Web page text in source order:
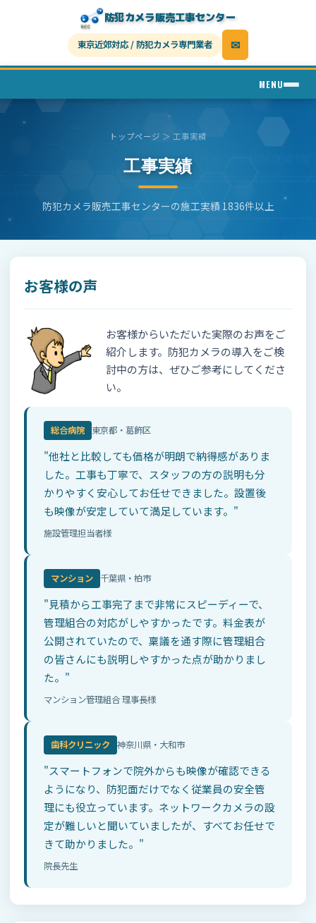
防犯カメラ販売工事センター
東京近郊対応/防犯カメラ専門業者 ✉
MENU
トップページ ＞ 工事実績
工事実績
防犯カメラ販売工事センターの施工実績 1836件以上
お客様の声
お客様からいただいた実際のお声をご
紹介します。防犯カメラの導入をご検
討中の方は、ぜひご参考にしてくださ
い。
総合病院 東京都・葛飾区
"他社と比較しても価格が明朗で納得感がありま
した。工事も丁寧で、スタッフの方の説明も分
かりやすく安心してお任せできました。設置後
も映像が安定していて満足しています。"
施設管理担当者様
マンション 千葉県・柏市
"見積から工事完了まで非常にスピーディーで、
管理組合の対応がしやすかったです。料金表が
公開されていたので、稟議を通す際に管理組合
の皆さんにも説明しやすかった点が助かりまし
た。"
マンション管理組合 理事長様
歯科クリニック 神奈川県・大和市
"スマートフォンで院外からも映像が確認できる
ようになり、防犯面だけでなく従業員の安全管
理にも役立っています。ネットワークカメラの設
定が難しいと聞いていましたが、すべてお任せで
きて助かりました。"
院長先生